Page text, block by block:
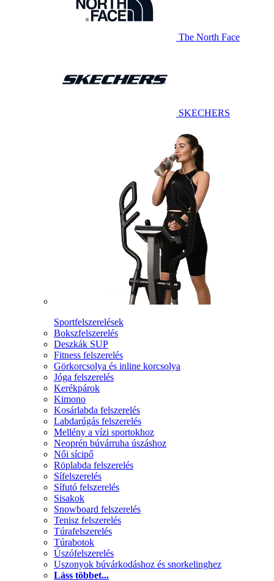
The North Face
SKECHERS
Sportfelszerelések
Bokszfelszerelés
Deszkák SUP
Fitness felszerelés
Görkorcsolya és inline korcsolya
Jóga felszerelés
Kerékpárok
Kimono
Kosárlabda felszerelés
Labdarúgás felszerelés
Mellény a vízi sportokhoz
Neoprén búvárruha úszáshoz
Női sícipő
Röplabda felszerelés
Sífelszerelés
Sífutó felszerelés
Sisakok
Snowboard felszerelés
Tenisz felszerelés
Túrafelszerelés
Túrabotok
Úszófelszerelés
Uszonyok búvárkodáshoz és snorkelinghez
Láss többet...